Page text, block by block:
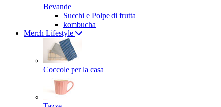
Bevande
Succhi e Polpe di frutta
kombucha
Merch Lifestyle
Coccole per la casa